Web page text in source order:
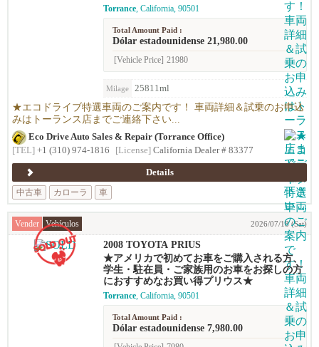
Torrance, California, 90501
Total Amount Paid :
Dólar estadounidense 21,980.00
[Vehicle Price] 21980
Milage 25811ml
★エコドライブ特選車両のご案内です！ 車両詳細＆試乗のお申込
みはトーランス店までご連絡下さい...
Eco Drive Auto Sales & Repair (Torrance Office)
[TEL] +1 (310) 974-1816 [License] California Dealer # 83377
Details
中古車
カローラ 車
Vender Vehículos 2026/07/18 (Sat)
2008 TOYOTA PRIUS
★アメリカで初めてお車をご購入される方、
学生・駐在員・ご家族用のお車をお探しの方
におすすめなお買い得プリウス★
Torrance, California, 90501
Total Amount Paid :
Dólar estadounidense 7,980.00